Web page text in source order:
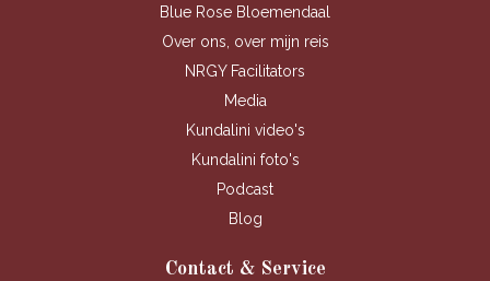
Blue Rose Bloemendaal
Over ons, over mijn reis
NRGY Facilitators
Media
Kundalini video's
Kundalini foto's
Podcast
Blog
Contact & Service